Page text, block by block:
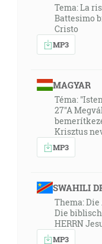
Tema: La
Battesimo
Cristo
MP3
MAGYAR
Téma:
27"A
Krisztus
MP3
SWAHILI
Thema:
Die
HERRN
MP3